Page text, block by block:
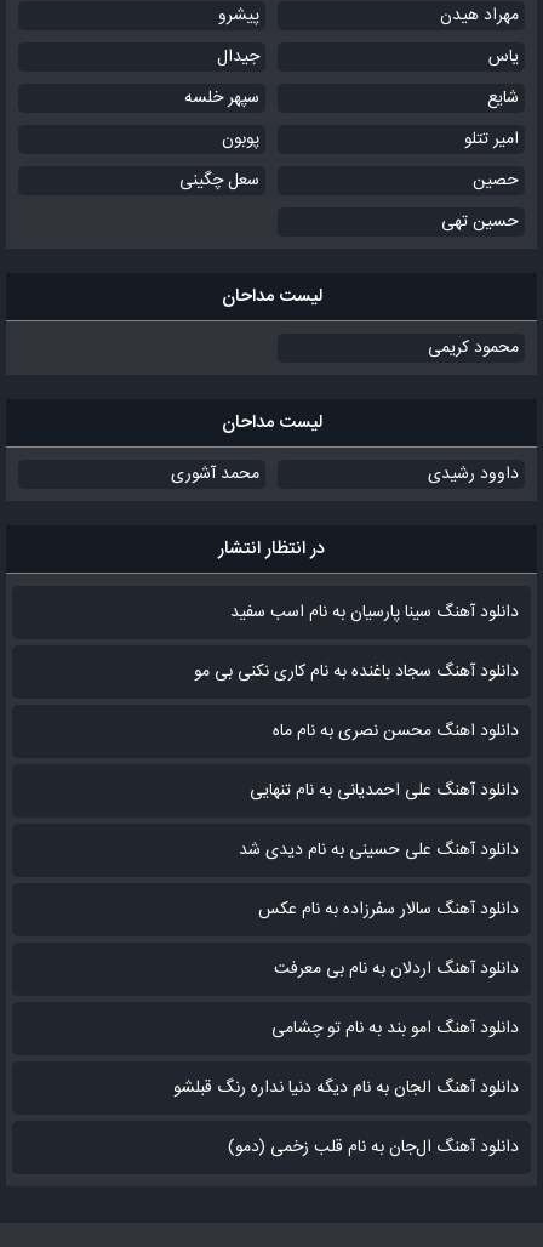
مهراد هیدن
پیشرو
یاس
جیدال
شایع
سپهر خلسه
امیر تتلو
پوبون
حصین
سعل چگینی
حسین تهی
لیست مداحان
محمود کریمی
لیست مداحان
داوود رشیدی محمد آشوری
در انتظار انتشار
دانلود آهنگ سینا پارسیان به نام اسب سفید
دانلود آهنگ سجاد باغنده به نام کاری نکنی بی مو
دانلود اهنگ محسن نصری به نام‌ ماه
دانلود آهنگ علی احمدیانی به نام تنهایی
دانلود آهنگ علی حسینی به نام دیدی شد
دانلود آهنگ سالار سفرزاده به نام عکس
دانلود آهنگ اردلان به نام بی معرفت
دانلود آهنگ امو بند به نام تو چشامی
دانلود آهنگ الجان به نام دیگه دنیا نداره رنگ قبلشو
دانلود آهنگ ال‌جان به نام قلب زخمی (دمو)